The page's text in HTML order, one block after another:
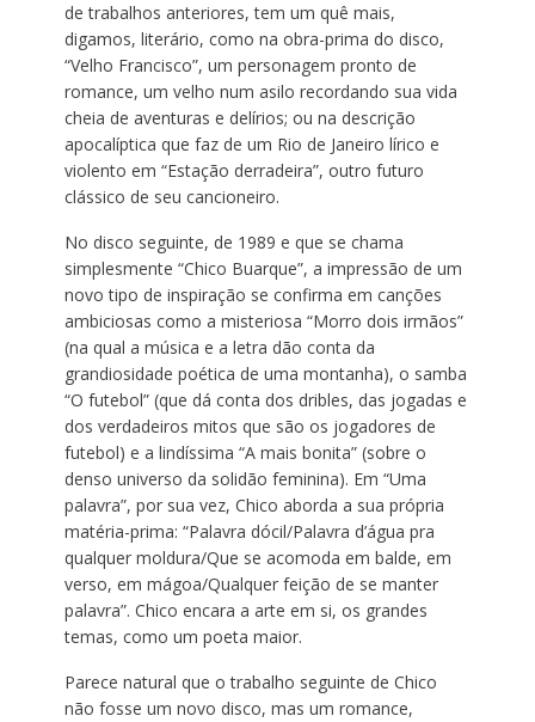
de trabalhos anteriores, tem um quê mais,
digamos, literário, como na obra-prima do disco,
“Velho Francisco”, um personagem pronto de
romance, um velho num asilo recordando sua vida
cheia de aventuras e delírios; ou na descrição
apocalíptica que faz de um Rio de Janeiro lírico e
violento em “Estação derradeira”, outro futuro
clássico de seu cancioneiro.
No disco seguinte, de 1989 e que se chama
simplesmente “Chico Buarque”, a impressão de um
novo tipo de inspiração se confirma em canções
ambiciosas como a misteriosa “Morro dois irmãos”
(na qual a música e a letra dão conta da
grandiosidade poética de uma montanha), o samba
“O futebol” (que dá conta dos dribles, das jogadas e
dos verdadeiros mitos que são os jogadores de
futebol) e a lindíssima “A mais bonita” (sobre o
denso universo da solidão feminina). Em “Uma
palavra”, por sua vez, Chico aborda a sua própria
matéria-prima: “Palavra dócil/Palavra d’água pra
qualquer moldura/Que se acomoda em balde, em
verso, em mágoa/Qualquer feição de se manter
palavra”. Chico encara a arte em si, os grandes
temas, como um poeta maior.
Parece natural que o trabalho seguinte de Chico
não fosse um novo disco, mas um romance,